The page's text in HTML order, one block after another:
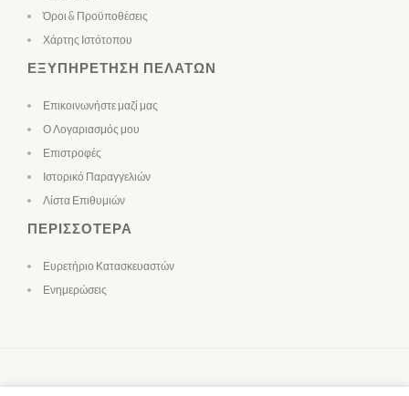
Όροι & Προϋποθέσεις
Χάρτης Ιστότοπου
ΕΞΥΠΗΡΈΤΗΣΗ ΠΕΛΑΤΏΝ
Επικοινωνήστε μαζί μας
Ο Λογαριασμός μου
Επιστροφές
Ιστορικό Παραγγελιών
Λίστα Επιθυμιών
ΠΕΡΙΣΣΌΤΕΡΑ
Ευρετήριο Κατασκευαστών
Ενημερώσεις